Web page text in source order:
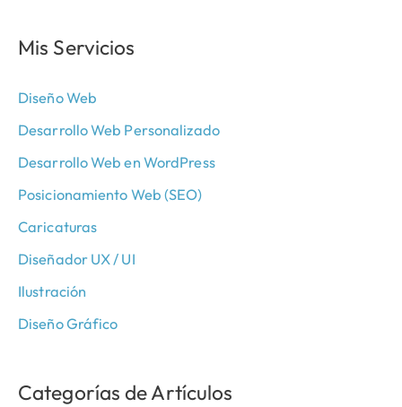
Mis Servicios
Diseño Web
Desarrollo Web Personalizado
Desarrollo Web en WordPress
Posicionamiento Web (SEO)
Caricaturas
Diseñador UX / UI
Ilustración
Diseño Gráfico
Categorías de Artículos